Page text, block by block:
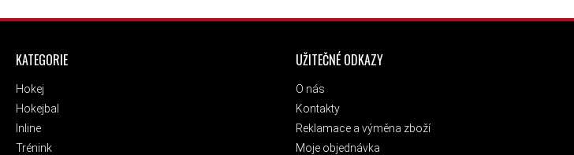
ZÁPATÍ
KATEGORIE
Hokej
Hokejbal
Inline
Trénink
UŽITEČNÉ ODKAZY
O nás
Kontakty
Reklamace a výměna zboží
Moje objednávka